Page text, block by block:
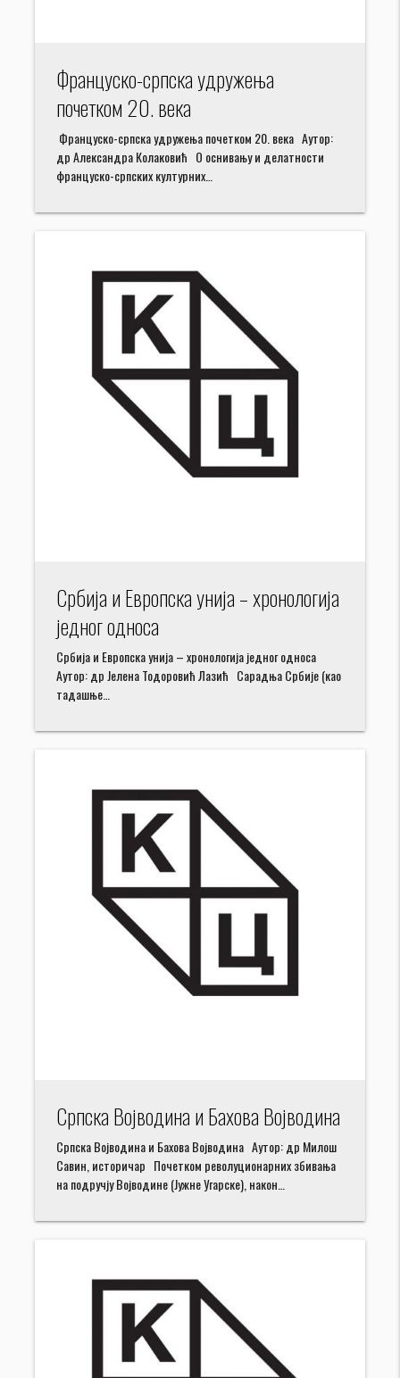
Француско-српска удружења
почетком 20. века
Француско-српска удружења почетком 20. века Аутор:
др Александра Колаковић О оснивању и делатности
француско-српских културних…
Србија и Европска унија – хронологија
једног односа
Србија и Европска унија – хронологија једног односа
Аутор: др Јелена Тодоровић Лазић Сарадња Србије (као
тадашње…
Српска Војводина и Бахова Војводина
Српска Војводина и Бахова Војводина Аутор: др Милош
Савин, историчар Почетком револуционарних збивања
на подручју Војводине (Јужне Угарске), након…